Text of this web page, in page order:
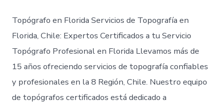
Topógrafo en Florida Servicios de Topografía en
Florida, Chile: Expertos Certificados a tu Servicio
Topógrafo Profesional en Florida Llevamos más de
15 años ofreciendo servicios de topografía confiables
y profesionales en la 8 Región, Chile. Nuestro equipo
de topógrafos certificados está dedicado a